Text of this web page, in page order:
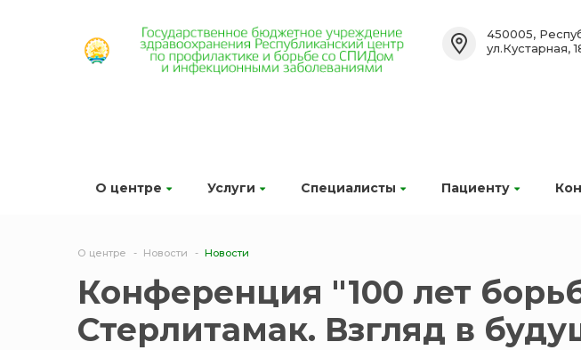
О центре Услуги Специалисты Пациенту
450005,
ул.Кустарная,
О центре Новости Новости
Конференция "100 лет
Стерлитамак. Взгляд в